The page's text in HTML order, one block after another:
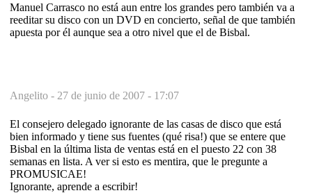
Manuel Carrasco no está aun entre los grandes pero también va a
reeditar su disco con un DVD en concierto, señal de que también
apuesta por él aunque sea a otro nivel que el de Bisbal.
Angelito - 27 de junio de 2007 - 17:07
El consejero delegado ignorante de las casas de disco que está
bien informado y tiene sus fuentes (qué risa!) que se entere que
Bisbal en la última lista de ventas está en el puesto 22 con 38
semanas en lista. A ver si esto es mentira, que le pregunte a
PROMUSICAE!
Ignorante, aprende a escribir!